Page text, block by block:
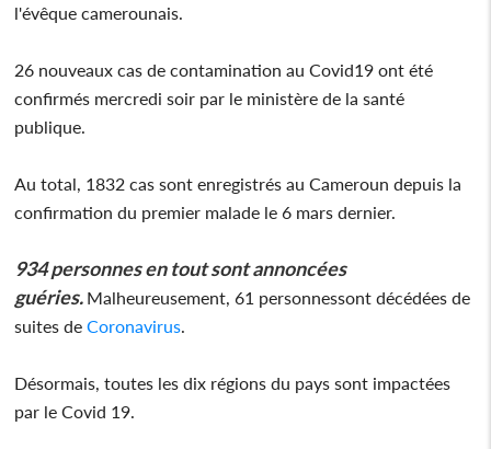
l'évêque camerounais.
26 nouveaux cas de contamination au Covid19 ont été
confirmés mercredi soir par le ministère de la santé
publique.
Au total, 1832 cas sont enregistrés au Cameroun depuis la
confirmation du premier malade le 6 mars dernier.
934 personnes en tout sont annoncées
guéries. Malheureusement, 61 personnessont décédées de
suites de Coronavirus.
Désormais, toutes les dix régions du pays sont impactées
par le Covid 19.